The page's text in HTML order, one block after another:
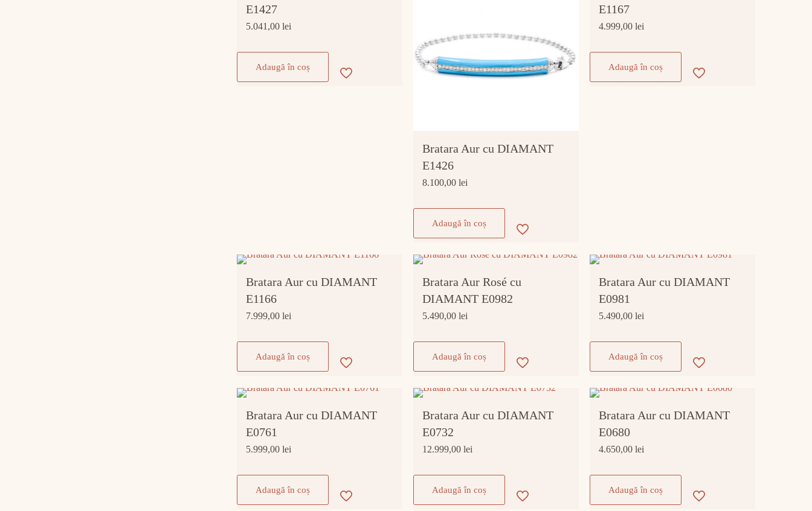
E1427
5.041,00 lei
Adaugă în coș
Bratara Aur cu DIAMANT
E1426
8.100,00 lei
Adaugă în coș
E1167
4.999,00 lei
Adaugă în coș
Bratara Aur cu DIAMANT
E1166
7.999,00 lei
Adaugă în coș
Bratara Aur Rosé cu
DIAMANT E0982
5.490,00 lei
Adaugă în coș
Bratara Aur cu DIAMANT
E0981
5.490,00 lei
Adaugă în coș
Bratara Aur cu DIAMANT
E0761
5.999,00 lei
Adaugă în coș
Bratara Aur cu DIAMANT
E0732
12.999,00 lei
Adaugă în coș
Bratara Aur cu DIAMANT
E0680
4.650,00 lei
Adaugă în coș